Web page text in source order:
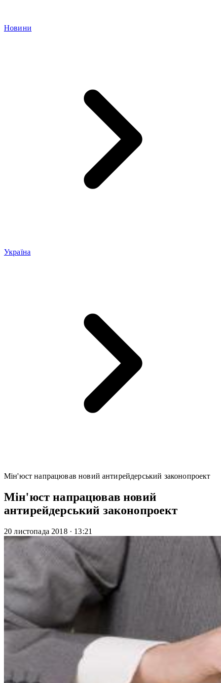
Новини
Україна
Мін'юст напрацював новий антирейдерський законопроект
Мін'юст напрацював новий
антирейдерський законопроект
20 листопада 2018 · 13:21